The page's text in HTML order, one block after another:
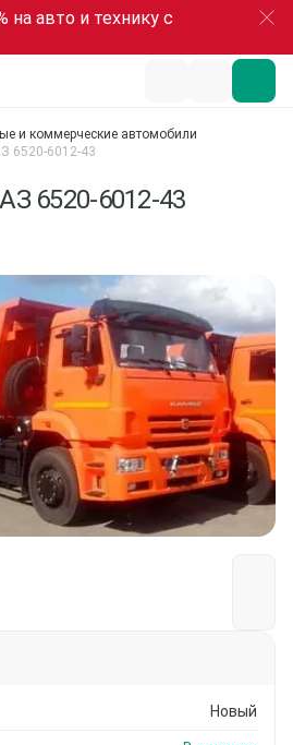
на авто и технику с
и коммерческие автомобили
6520-6012-43
6520-6012-43
Новый